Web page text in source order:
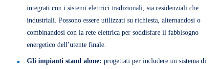
integrati con i sistemi elettrici tradizionali, sia residenziali che
industriali. Possono essere utilizzati su richiesta, alternandosi o
combinandosi con la rete elettrica per soddisfare il fabbisogno
energetico dell’utente finale.
Gli impianti stand alone: progettati per includere un sistema di